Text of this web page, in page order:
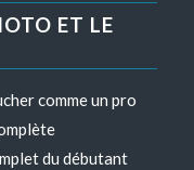
ET LE
comme un pro
du débutant